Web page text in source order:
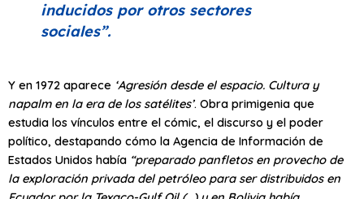
inducidos por otros sectores
sociales”.
Y en 1972 aparece ‘Agresión desde el espacio. Cultura y
napalm en la era de los satélites’. Obra primigenia que
estudia los vínculos entre el cómic, el discurso y el poder
político, destapando cómo la Agencia de Información de
Estados Unidos había “preparado panfletos en provecho de
la exploración privada del petróleo para ser distribuidos en